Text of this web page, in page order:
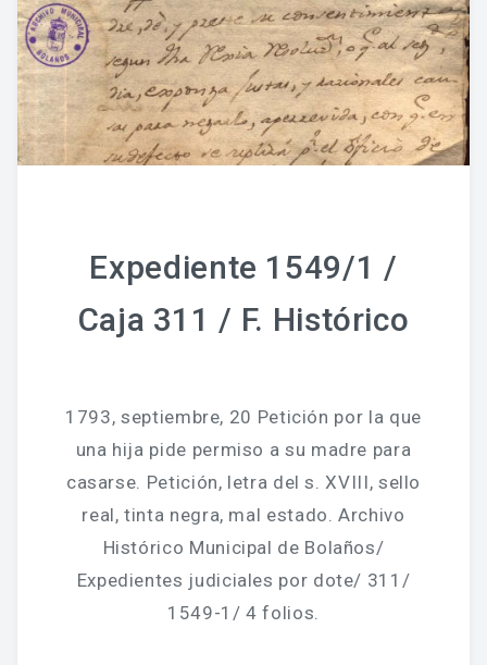
Catálogos Y Cuadros De Clasificación
Categorías
Libros De Actas
Jornadas De Historia Local
Vídeos De Jornadas De Historia Local
Memorias Vivas
Estudios De Historia Y Patrimonio
Estudios Socioeconómicos
Expediente 1549/1 /
Caja 311 / F. Histórico
1793, septiembre, 20 Petición por la que
una hija pide permiso a su madre para
casarse. Petición, letra del s. XVIII, sello
real, tinta negra, mal estado. Archivo
Histórico Municipal de Bolaños/
Expedientes judiciales por dote/ 311/
1549-1/ 4 folios.